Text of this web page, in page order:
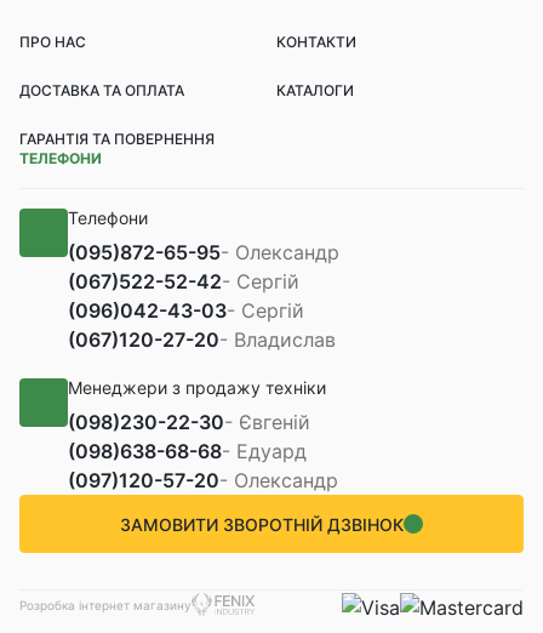
ПРО НАС КОНТАКТИ
ДОСТАВКА ТА ОПЛАТА КАТАЛОГИ
ГАРАНТІЯ ТА ПОВЕРНЕННЯ
ТЕЛЕФОНИ
Телефони
(095)872-65-95- Олександр
(067)522-52-42- Сергій
(096)042-43-03- Сергій
(067)120-27-20- Владислав
Менеджери з продажу техніки
(098)230-22-30- Євгеній
(098)638-68-68- Едуард
(097)120-57-20- Олександр
Розробка інтернет магазину
ЗАМОВИТИ ЗВОРОТНІЙ ДЗВІНОК